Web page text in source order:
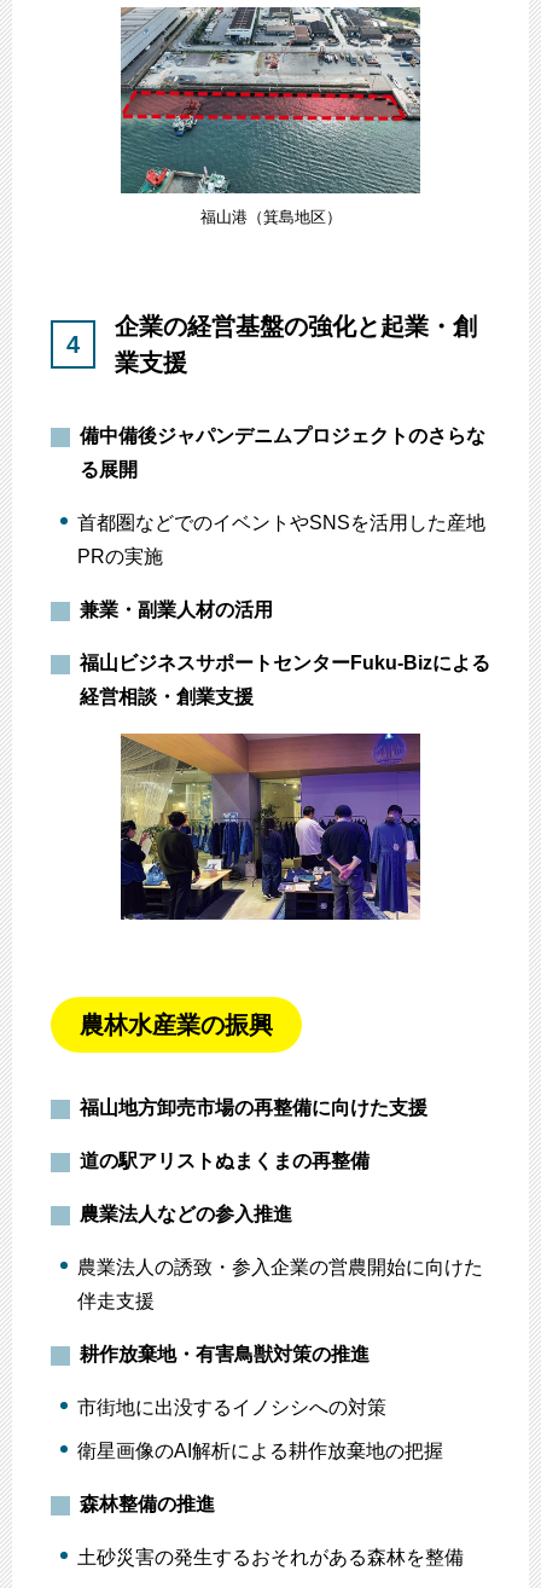
福山港（箕島地区）
4
企業の経営基盤の強化と起業・創
業支援
備中備後ジャパンデニムプロジェクトのさらな
る展開
首都圏などでのイベントやSNSを活用した産地
PRの実施
兼業・副業人材の活用
福山ビジネスサポートセンターFuku-Bizによる
経営相談・創業支援
農林水産業の振興
福山地方卸売市場の再整備に向けた支援
道の駅アリストぬまくまの再整備
農業法人などの参入推進
農業法人の誘致・参入企業の営農開始に向けた
伴走支援
耕作放棄地・有害鳥獣対策の推進
市街地に出没するイノシシへの対策
衛星画像のAI解析による耕作放棄地の把握
森林整備の推進
土砂災害の発生するおそれがある森林を整備